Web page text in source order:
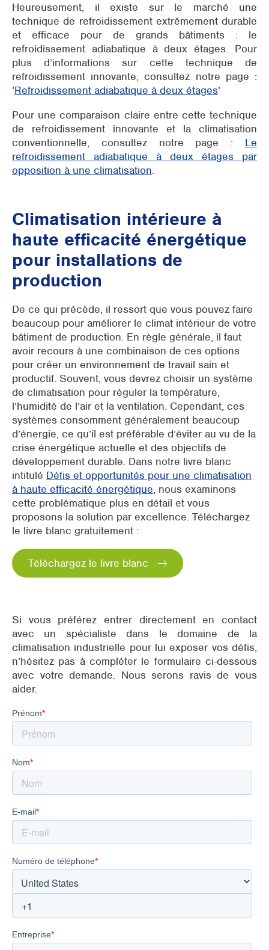
Heureusement, il existe sur le marché une
technique de refroidissement extrêmement durable
et efficace pour de grands bâtiments : le
refroidissement adiabatique à deux étages. Pour
plus d’informations sur cette technique de
refroidissement innovante, consultez notre page :
‘Refroidissement adiabatique à deux étages’
Pour une comparaison claire entre cette technique
de refroidissement innovante et la climatisation
conventionnelle, consultez notre page : Le
refroidissement adiabatique à deux étages par
opposition à une climatisation.
Climatisation intérieure à
haute efficacité énergétique
pour installations de
production
De ce qui précède, il ressort que vous pouvez faire
beaucoup pour améliorer le climat intérieur de votre
bâtiment de production. En règle générale, il faut
avoir recours à une combinaison de ces options
pour créer un environnement de travail sain et
productif. Souvent, vous devrez choisir un système
de climatisation pour réguler la température,
l’humidité de l’air et la ventilation. Cependant, ces
systèmes consomment généralement beaucoup
d’énergie, ce qu’il est préférable d’éviter au vu de la
crise énergétique actuelle et des objectifs de
développement durable. Dans notre livre blanc
intitulé Défis et opportunités pour une climatisation
à haute efficacité énergétique, nous examinons
cette problématique plus en détail et vous
proposons la solution par excellence. Téléchargez
le livre blanc gratuitement :
Téléchargez le livre blanc
Si vous préférez entrer directement en contact
avec un spécialiste dans le domaine de la
climatisation industrielle pour lui exposer vos défis,
n’hésitez pas à compléter le formulaire ci-dessous
avec votre demande. Nous serons ravis de vous
aider.